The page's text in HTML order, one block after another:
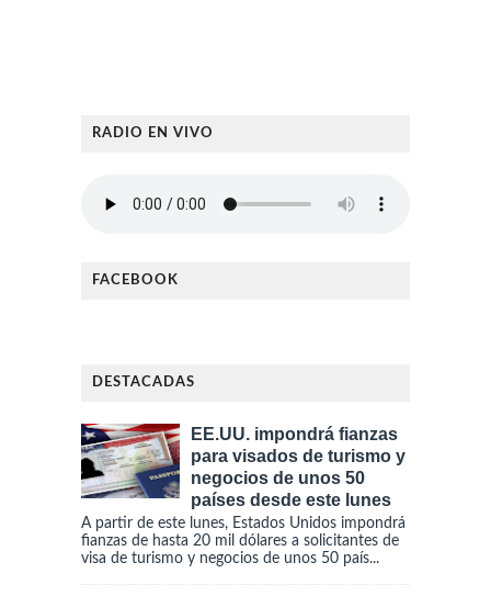
RADIO EN VIVO
FACEBOOK
DESTACADAS
EE.UU. impondrá fianzas
para visados de turismo y
negocios de unos 50
países desde este lunes
A partir de este lunes, Estados Unidos impondrá
fianzas de hasta 20 mil dólares a solicitantes de
visa de turismo y negocios de unos 50 país...